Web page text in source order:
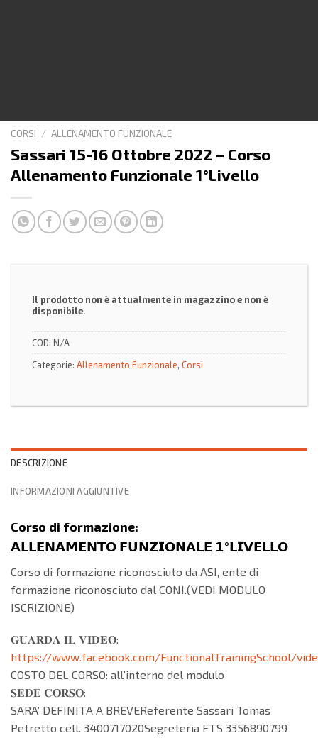
CORSI / ALLENAMENTO FUNZIONALE
Sassari 15-16 Ottobre 2022 – Corso
Allenamento Funzionale 1°Livello
Il prodotto non è attualmente in magazzino e non è
disponibile.
COD: N/A
Categorie: Allenamento Funzionale, Corsi
DESCRIZIONE
INFORMAZIONI AGGIUNTIVE
Corso di formazione:
𝗔𝗟𝗟𝗘𝗡𝗔𝗠𝗘𝗡𝗧𝗢 𝗙𝗨𝗡𝗭𝗜𝗢𝗡𝗔𝗟𝗘 𝟭°𝗟𝗜𝗩𝗘𝗟𝗟𝗢
Corso di formazione riconosciuto da ASI, ente di
formazione riconosciuto dal CONI.(VEDI MODULO
ISCRIZIONE)
𝐆𝐔𝐀𝐑𝐃𝐀 𝐈𝐋 𝐕𝐈𝐃𝐄𝐎:
https://www.facebook.com/FunctionalTrainingSchool/
COSTO DEL CORSO: all’interno del modulo
𝐒𝐄𝐃𝐄 𝐂𝐎𝐑𝐒𝐎:
SARA’ DEFINITA A BREVEReferente Sassari Tomas
Petretto cell. 3400717020Segreteria FTS 3356890799